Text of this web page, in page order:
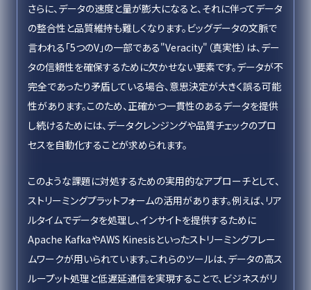
さらに、データの速度と量が膨大になると、それに伴ってデータ
の整合性と品質維持も難しくなります。ビッグデータの文脈で
言われる「5つのV」の一部である"Veracity"（真実性）は、デー
タの信頼性を確保するために欠かせない要素です。データが不
完全であったり矛盾している場合、意思決定が大きく誤る可能
性があります。このため、正確かつ一貫性のあるデータを提供
し続けるためには、データクレンジングや品質チェックのプロ
セスを自動化することが求められます。
このような課題に対処するための実用的なアプローチとして、
ストリーミングプラットフォームの活用があります。例えば、リア
ルタイムでデータを処理し、インサイトを提供するために
Apache KafkaやAWS Kinesisといったストリーミングフレー
ムワークが用いられています。これらのツールは、データの高ス
ループット処理と低遅延通信を実現することで、ビジネスがリ